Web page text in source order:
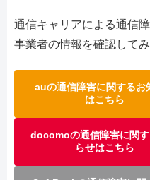
通信キャリアによる通信
事業者の情報を確認してみ
auの通信障害に関するお
はこちら
docomoの通信障害に関
らせはこちら